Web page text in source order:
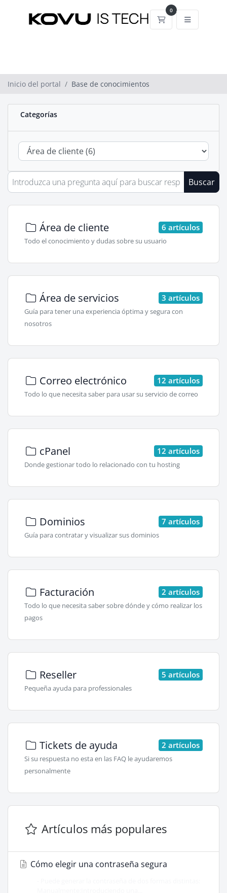
0
Carrito
Inicio del portal Base de conocimientos
Categorías
Buscar
6 artículos
Área de cliente
Todo el conocimiento y dudas sobre su usuario
3 artículos
Área de servicios
Guía para tener una experiencia óptima y segura con
nosotros
12 artículos
Correo electrónico
Todo lo que necesita saber para usar su servicio de correo
12 artículos
cPanel
Donde gestionar todo lo relacionado con tu hosting
7 artículos
Dominios
Guía para contratar y visualizar sus dominios
2 artículos
Facturación
Todo lo que necesita saber sobre dónde y cómo realizar los
pagos
5 artículos
Reseller
Pequeña ayuda para professionales
2 artículos
Tickets de ayuda
Si su respuesta no esta en las FAQ le ayudaremos
personalmente
Artículos más populares
Cómo elegir una contraseña segura